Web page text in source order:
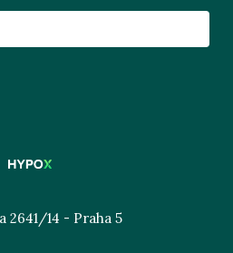
2641/14 - Praha 5